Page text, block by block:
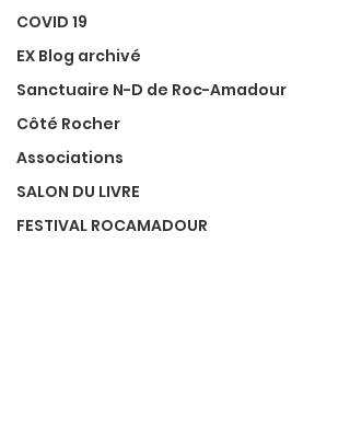
COVID 19
EX Blog archivé
Sanctuaire N-D de Roc-Amadour
Côté Rocher
Associations
SALON DU LIVRE
FESTIVAL ROCAMADOUR